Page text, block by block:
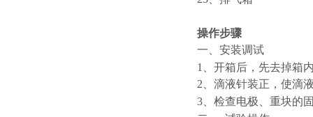
操作步骤
一、安装调试
1、开箱后，先去掉箱
2、滴液针装正，使滴
3、检查电极、重块的